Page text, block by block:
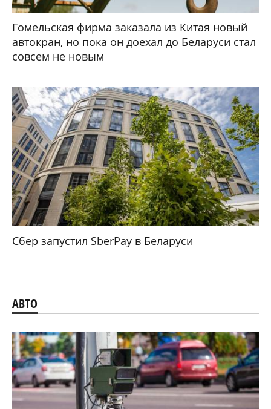
Гомельская фирма заказала из Китая новый
автокран, но пока он доехал до Беларуси стал
совсем не новым
Сбер запустил SberPay в Беларуси
АВТО